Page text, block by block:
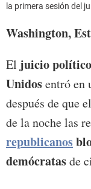
la primera sesión del
Washington,
El juicio político
Unidosentró en
después de que el
de la noche las
republicanos
demócratasde